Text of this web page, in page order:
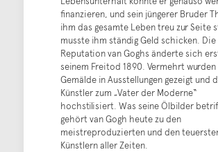
finanzieren, und sein jüngerer Bruder
ihm das gesamte Leben treu zur Seite
musste ihm ständig Geld schicken. Die
Reputation van Goghs änderte sich
seinem Freitod 1890. Vermehrt wurden
Gemälde in Ausstellungen gezeigt und
Künstler zum „Vater der Moderne“
hochstilisiert. Was seine Ölbilder
gehört van Gogh heute zu den
meistreproduzierten und den
Künstlern aller Zeiten.